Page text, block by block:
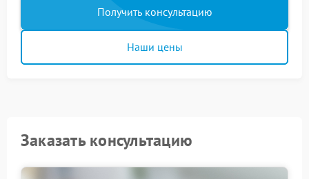
Получить консультацию
Наши цены
Заказать консультацию